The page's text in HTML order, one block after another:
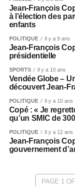
Jean-François
à l’élection des
enfants
POLITIQUE Il y a 9 ans
Jean-François
présidentielle
SPORTS Il y a 10 ans
Vendée Globe –
découvert Jean-
POLITIQUE Il y a 10 ans
Copé : « Je
qu’un SMIC de
POLITIQUE Il y a 12 ans
Jean-François
gouvernement
PAGE 1